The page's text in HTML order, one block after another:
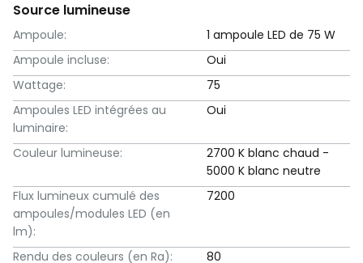
Source lumineuse
Ampoule:
1 ampoule LED de 75 W
Ampoule incluse:
Oui
Wattage:
75
Ampoules LED intégrées au
luminaire:
Oui
Couleur lumineuse:
2700 K blanc chaud -
5000 K blanc neutre
Flux lumineux cumulé des
ampoules/modules LED (en
lm):
7200
Rendu des couleurs (en Ra): 80